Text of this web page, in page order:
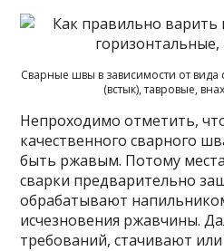
Сварные швы в зависимости от
(встык), тавровые,
Непроходимо отметить,
качественного сварного
быть ржавым. Потому места
сварки предварительно
обрабатывают
исчезновения ржавчины.
требований, стачивают